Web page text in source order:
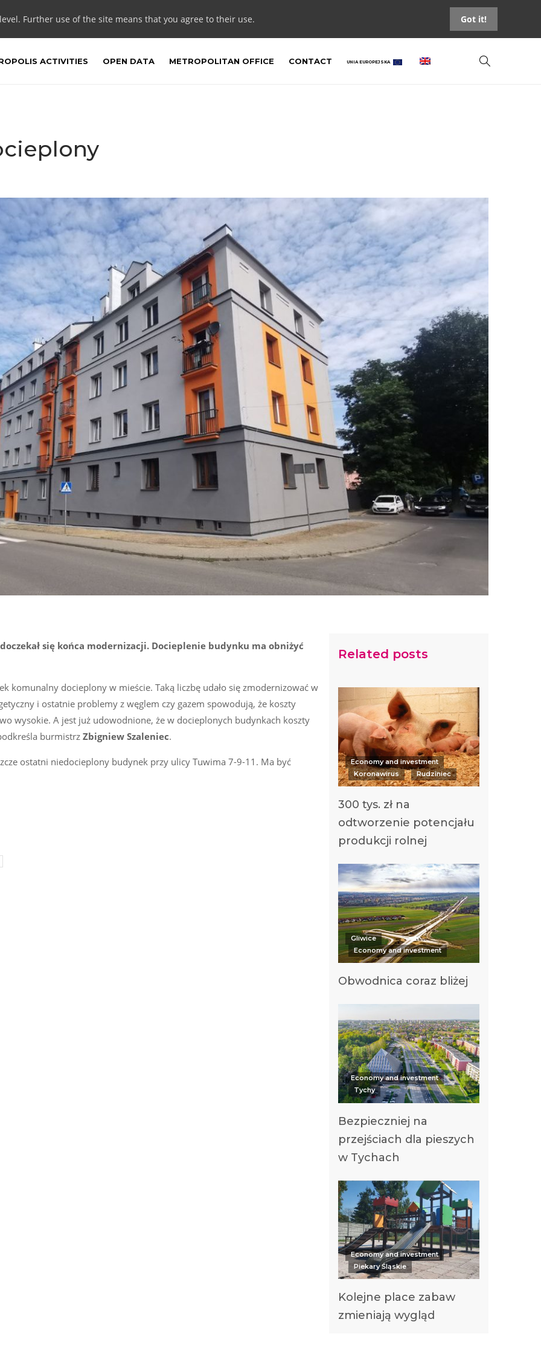
Further use of the site means that you agree to their use. Got it!
ACTIVITIES OPEN DATA METROPOLITAN OFFICE CONTACT UNIA EUROPEJSKA
się końca modernizacji. Docieplenie budynku ma obniżyć
komunalny docieplony w mieście. Taką liczbę udało się zmodernizować w
i ostatnie problemy z węglem czy gazem spowodują, że koszty
wysokie. A jest już udowodnione, że w docieplonych budynkach koszty
burmistrzZbigniew Szaleniec.
ostatni niedocieplony budynek przy ulicy Tuwima 7-9-11. Ma być
Related posts
Economy and investment
Koronawirus
Rudziniec
300 tys. zł na
odtworzenie potencjału
produkcji rolnej
Gliwice
Economy and investment
Obwodnica coraz bliżej
Economy and investment
Tychy
Bezpieczniej na
przejściach dla pieszych
w Tychach
Economy and investment
Piekary Śląskie
Kolejne place zabaw
zmieniają wygląd